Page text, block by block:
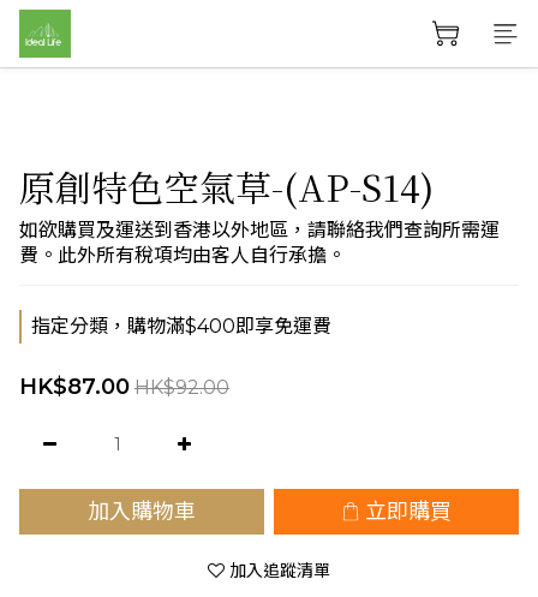
原創特色空氣草-(AP-S14)
如欲購買及運送到香港以外地區，請聯絡我們查詢所需運
費。此外所有稅項均由客人自行承擔。
指定分類，購物滿$400即享免運費
HK$87.00 HK$92.00
加入購物車 立即購買
加入追蹤清單